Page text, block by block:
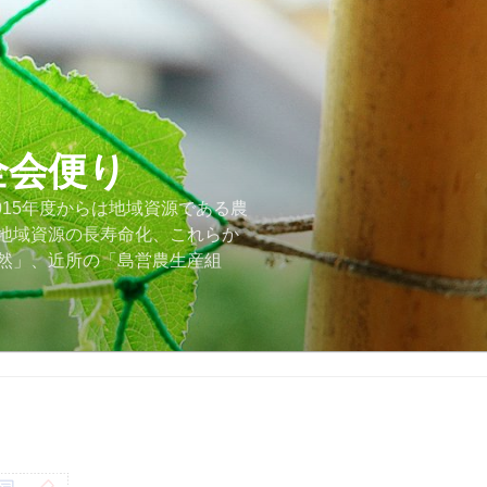
便り
年度からは地域資源である農
域資源の長寿命化、これらか
」、近所の「島営農生産組